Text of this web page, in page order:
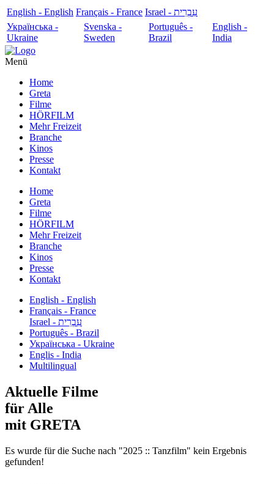
English - English Français - France
עִבְרִית - Israel
Українська -
Ukraine
Svenska -
Sweden
Português -
Brazil
English -
India
Menü
Home
Greta
Filme
HÖRFILM
Mehr Freizeit
Branche
Kinos
Presse
Kontakt
Home
Greta
Filme
HÖRFILM
Mehr Freizeit
Branche
Kinos
Presse
Kontakt
English - English
Français - France
עִבְרִית - Israel
Português - Brazil
Українська - Ukraine
Englis - India
Multilingual
Aktuelle Filme
für Alle
mit GRETA
Es wurde für die Suche nach "2025 :: Tanzfilm" kein Ergebnis
gefunden!